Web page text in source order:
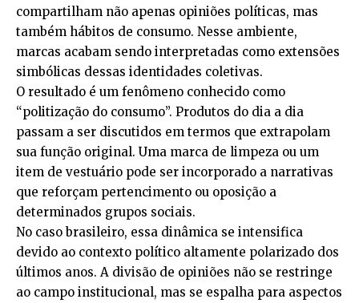
compartilham não apenas opiniões políticas, mas
também hábitos de consumo. Nesse ambiente,
marcas acabam sendo interpretadas como extensões
simbólicas dessas identidades coletivas.
O resultado é um fenômeno conhecido como
“politização do consumo”. Produtos do dia a dia
passam a ser discutidos em termos que extrapolam
sua função original. Uma marca de limpeza ou um
item de vestuário pode ser incorporado a narrativas
que reforçam pertencimento ou oposição a
determinados grupos sociais.
No caso brasileiro, essa dinâmica se intensifica
devido ao contexto político altamente polarizado dos
últimos anos. A divisão de opiniões não se restringe
ao campo institucional, mas se espalha para aspectos